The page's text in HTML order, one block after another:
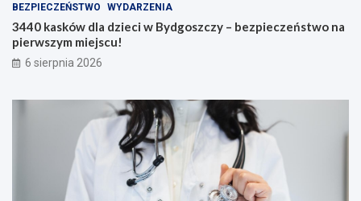
BEZPIECZEŃSTWO WYDARZENIA
3440 kasków dla dzieci w Bydgoszczy – bezpieczeństwo na
pierwszym miejscu!
6 sierpnia 2026